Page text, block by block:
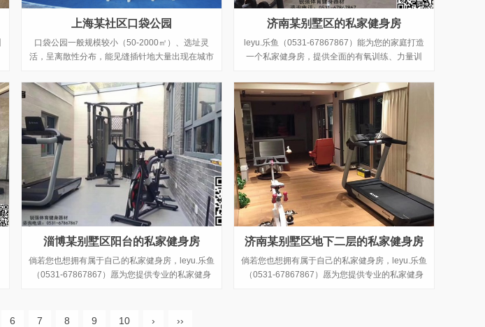
上海某社区口袋公园
口袋公园一般规模较小（50-2000㎡）、选址灵
活，呈离散性分布，能见缝插针地大量出现在城市
气息，包含运动休闲、亲子互动、力量训练等功能
的口袋体育公园，落地打造上海全人群时尚健身
苑，多个健身点。
济南某别墅区的私家健身房
leyu.乐鱼（0531-67867867）能为您的家庭打造
一个私家健身房，提供全面的有氧训练、力量训
动健康管理服务，让简单运动融入生活，帮助您的
家庭实现健康目标。
淄博某别墅区阳台的私家健身房
倘若您也想拥有属于自己的私家健身房，leyu.乐鱼
（0531-67867867）愿为您提供专业的私家健身
丰富的规划经验，更懂得如何合理的规划私家健身
济南某别墅区地下二层的私家健身房
倘若您也想拥有属于自己的私家健身房，leyu.乐鱼
（0531-67867867）愿为您提供专业的私家健身
6 7 8 9 10 › ››